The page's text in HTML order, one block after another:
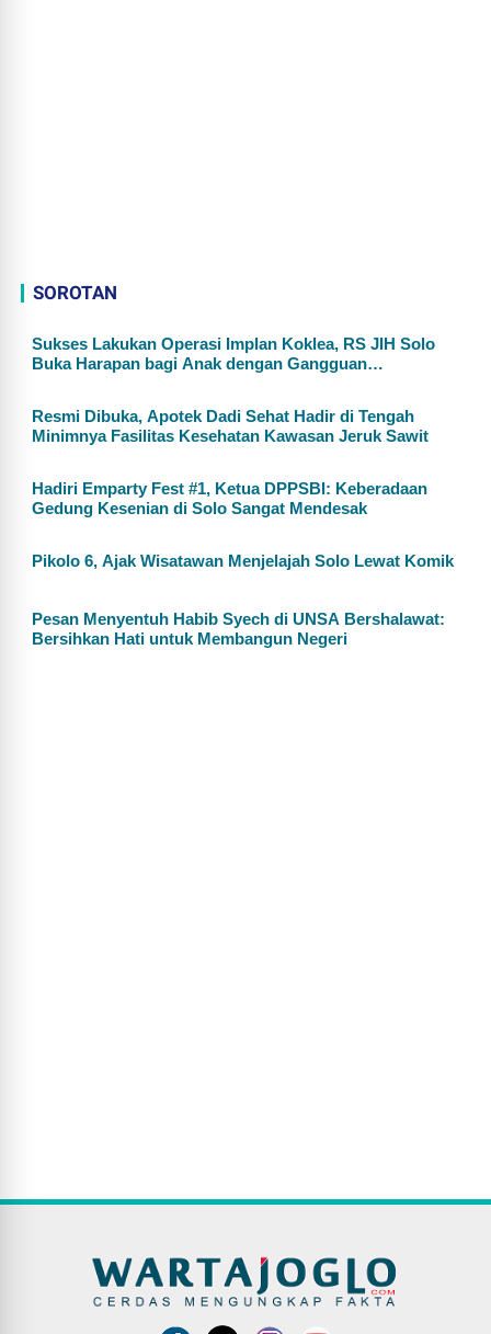
SOROTAN
Sukses Lakukan Operasi Implan Koklea, RS JIH Solo
Buka Harapan bagi Anak dengan Gangguan
Resmi Dibuka, Apotek Dadi Sehat Hadir di Tengah
Minimnya Fasilitas Kesehatan Kawasan Jeruk Sawit
Hadiri Emparty Fest #1, Ketua DPPSBI: Keberadaan
Gedung Kesenian di Solo Sangat Mendesak
Pikolo 6, Ajak Wisatawan Menjelajah Solo Lewat Komik
Pesan Menyentuh Habib Syech di UNSA Bershalawat:
Bersihkan Hati untuk Membangun Negeri